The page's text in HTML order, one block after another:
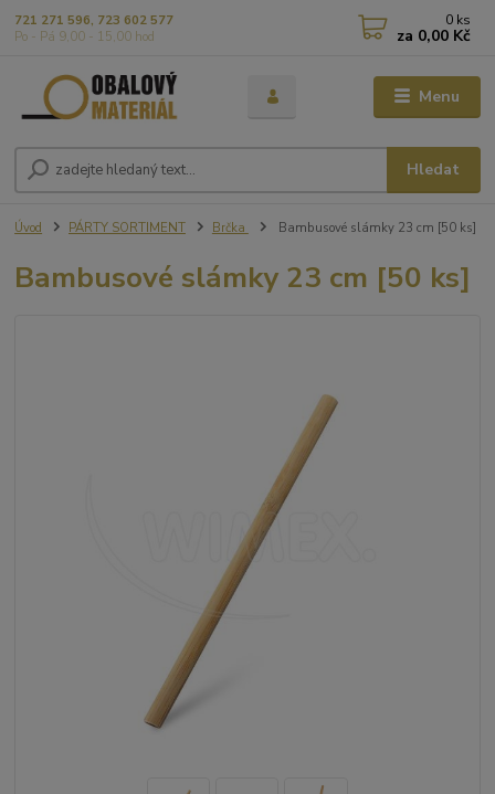
Menu
Hledat
721 271 596, 723 602 577
Po - Pá 9,00 - 15,00 hod
0 ks
za 0,00 Kč
Úvod PÁRTY SORTIMENT Brčka Bambusové slámky 23 cm [50 ks]
Bambusové slámky 23 cm [50 ks]